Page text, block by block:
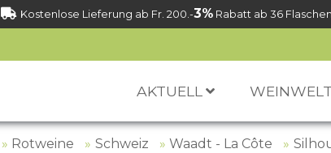
Kostenlose Lieferung ab Fr. 200.-3%Rabatt ab 36 Flaschen
AKTUELL
Rotweine Schweiz Waadt - La Côte